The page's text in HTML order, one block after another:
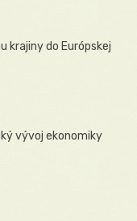
krajiny do Európskej
vývoj ekonomiky